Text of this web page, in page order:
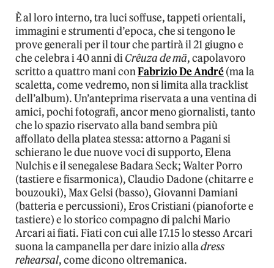
È al loro interno, tra luci soffuse, tappeti orientali,
immagini e strumenti d’epoca, che si tengono le
prove generali per il tour che partirà il 21 giugno e
che celebra i 40 anni diCrêuza de mä, capolavoro
scritto a quattro mani conFabrizio De André(ma la
scaletta, come vedremo, non si limita alla tracklist
dell’album). Un’anteprima riservata a una ventina di
amici, pochi fotografi, ancor meno giornalisti, tanto
che lo spazio riservato alla band sembra più
affollato della platea stessa: attorno a Pagani si
schierano le due nuove voci di supporto, Elena
Nulchis e il senegalese Badara Seck; Walter Porro
(tastiere e fisarmonica), Claudio Dadone (chitarre e
bouzouki), Max Gelsi (basso), Giovanni Damiani
(batteria e percussioni), Eros Cristiani (pianoforte e
tastiere) e lo storico compagno di palchi Mario
Arcari ai fiati. Fiati con cui alle 17.15 lo stesso Arcari
suona la campanella per dare inizio alladress
rehearsal, come dicono oltremanica.